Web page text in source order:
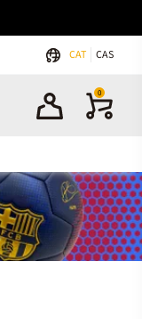
CAT CAS
0